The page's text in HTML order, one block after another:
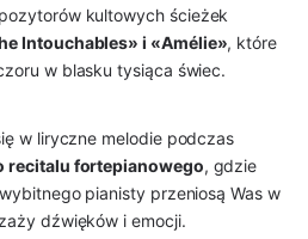
kultowych ścieżek
Intouchables» i «Amélie», które
w blasku tysiąca świec.
w liryczne melodie podczas
recitalu fortepianowego, gdzie
pianisty przeniosą Was w
dźwięków i emocji.